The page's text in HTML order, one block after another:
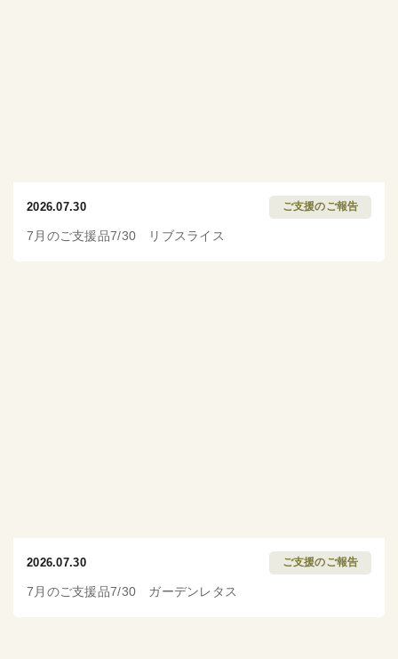
2026.07.30 ご支援のご報告
7月のご支援品7/30 リブスライス
2026.07.30 ご支援のご報告
7月のご支援品7/30 ガーデンレタス